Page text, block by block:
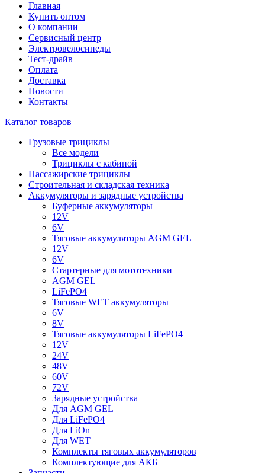
Главная
Купить оптом
О компании
Сервисный центр
Электровелосипеды
Тест-драйв
Оплата
Доставка
Новости
Контакты
Каталог товаров
Грузовые трициклы
Все модели
Трициклы с кабиной
Пассажирские трициклы
Строительная и складская техника
Аккумуляторы и зарядные устройства
Буферные аккумуляторы
12V
6V
Тяговые аккумуляторы AGM GEL
12V
6V
Стартерные для мототехники
AGM GEL
LiFePO4
Тяговые WET аккумуляторы
6V
8V
Тяговые аккумуляторы LiFePO4
12V
24V
48V
60V
72V
Зарядные устройства
Для AGM GEL
Для LiFePO4
Для LiOn
Для WET
Комплекты тяговых аккумуляторов
Комплектующие для АКБ